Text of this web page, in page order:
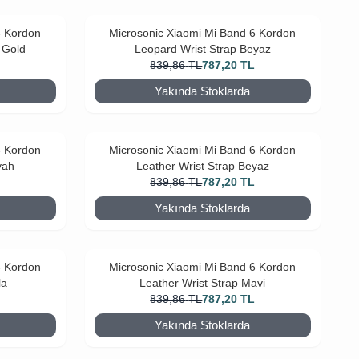
Kordon
Microsonic Xiaomi Mi Band 6 Kordon
Leopard Wrist Strap Beyaz
839,86 TL787,20 TL
Yakında Stoklarda
Kordon
Microsonic Xiaomi Mi Band 6 Kordon
Leather Wrist Strap Beyaz
839,86 TL787,20 TL
Yakında Stoklarda
Kordon
Microsonic Xiaomi Mi Band 6 Kordon
Leather Wrist Strap Mavi
839,86 TL787,20 TL
Yakında Stoklarda